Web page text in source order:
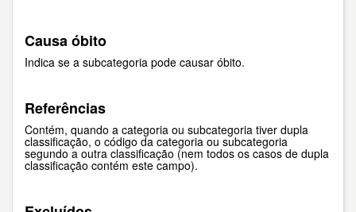
Causa óbito
Indica se a subcategoria pode causar óbito.
Referências
Contém, quando a categoria ou subcategoria tiver dupla
classificação, o código da categoria ou subcategoria
segundo a outra classificação (nem todos os casos de dupla
classificação contém este campo).